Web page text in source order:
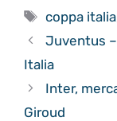
Tag
coppa italia
Juventus
Italia
Inter,
Giroud